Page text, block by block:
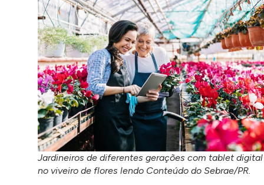
Jardineiros de diferentes gerações com tablet digital
no viveiro de flores lendo Conteúdo do Sebrae/PR.